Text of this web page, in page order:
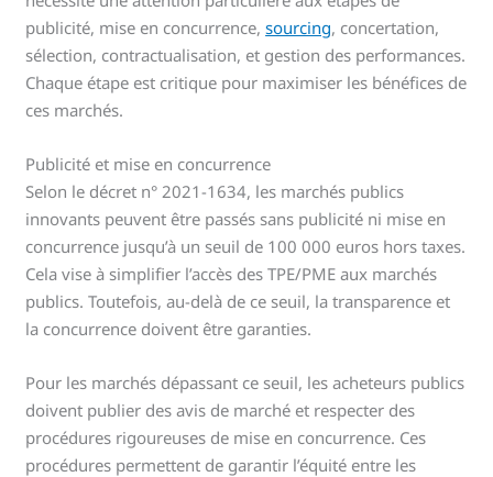
publicité, mise en concurrence,sourcing, concertation,
sélection, contractualisation, et gestion des performances.
Chaque étape est critique pour maximiser les bénéfices de
ces marchés.
Publicité et mise en concurrence
Selon le décret n° 2021-1634, les marchés publics
innovants peuvent être passés sans publicité ni mise en
concurrence jusqu’à un seuil de 100 000 euros hors taxes.
Cela vise à simplifier l’accès des TPE/PME aux marchés
publics. Toutefois, au-delà de ce seuil, la transparence et
la concurrence doivent être garanties.
Pour les marchés dépassant ce seuil, les acheteurs publics
doivent publier des avis de marché et respecter des
procédures rigoureuses de mise en concurrence. Ces
procédures permettent de garantir l’équité entre les